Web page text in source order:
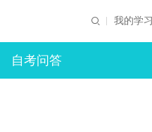
我的学习
自考问答